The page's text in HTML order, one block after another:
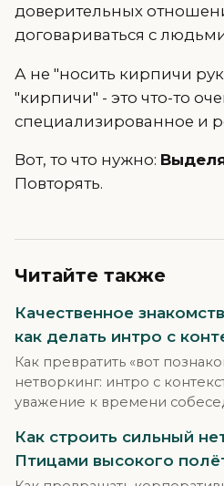
доверительных
договариваться с
А не "носить кирпичи
"кирпичи" - это что-то
специализированное и
Вот, то что нужно:
Повторять.
Читайте также
Качественное
как делать интро с
Как превратить «вот
нетворкинг: интро с
уважение к времени
Как строить сильный
Птицами высокого